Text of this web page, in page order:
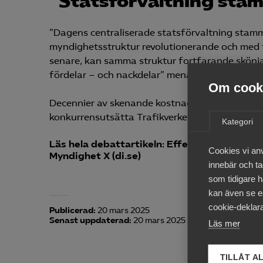
Om
Kategori
Cookies vi
innebär och
som tidigare
kan även se
cookie-
Läs mer
TILLÅT
”Dagens centraliserade statsförvaltning
myndighetsstruktur revolutionerande och
senare, kan samma struktur fortfarande
fördelar – och nackdelar” menar
Decennier av skenande kostnader och
konkurrensutsätta Trafikverket.”
Läs hela debattartikeln: Effektivare
Myndighet X (di.se)
Publicerad: 20 mars 2025
Senast uppdaterad: 20 mars 2025